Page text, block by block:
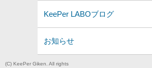
KeePer LABOブログ
お知らせ
(C) KeePer Giken. All rights